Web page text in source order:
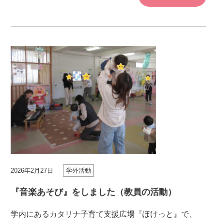
2026年2月27日 学外活動
『音楽あそび』をしました（教員の活動）
学内にあるカタリナ子育て支援広場『ぽけっと』で、